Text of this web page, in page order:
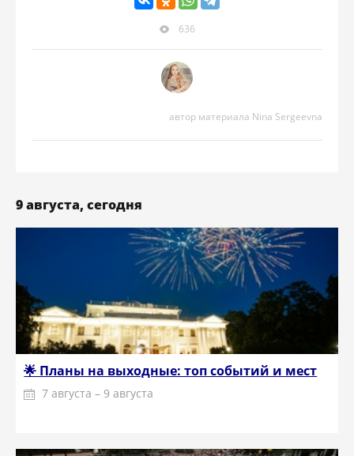
636
автор материала Nina Sergeevna
9 августа, сегодня
🌟 Планы на выходные: топ событий и мест
7 августа – 9 августа